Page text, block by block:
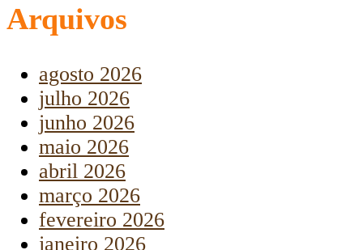
Arquivos
agosto 2026
julho 2026
junho 2026
maio 2026
abril 2026
março 2026
fevereiro 2026
janeiro 2026